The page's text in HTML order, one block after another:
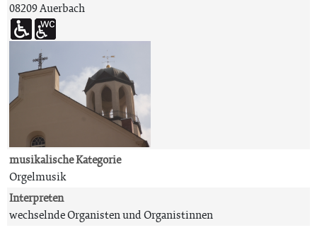
08209 Auerbach
musikalische Kategorie
Orgelmusik
Interpreten
wechselnde Organisten und Organistinnen